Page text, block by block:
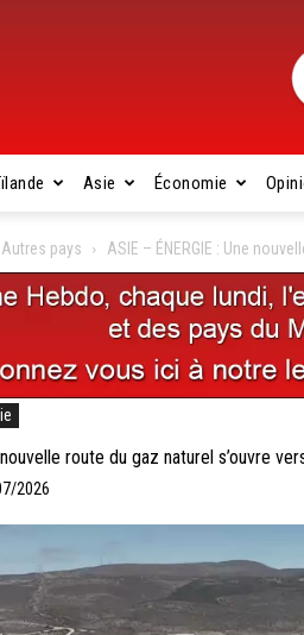
Asie Économie
Autres pays ASIE – ÉNERGIE : Une
route du gaz naturel s’ouvre
2026